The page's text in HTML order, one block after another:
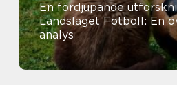
En fördjupande
Landslaget Fotboll: En
analys